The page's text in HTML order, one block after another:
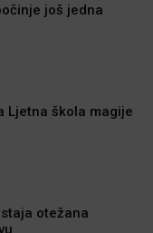
još jedna
Ljetna škola magije
otežana